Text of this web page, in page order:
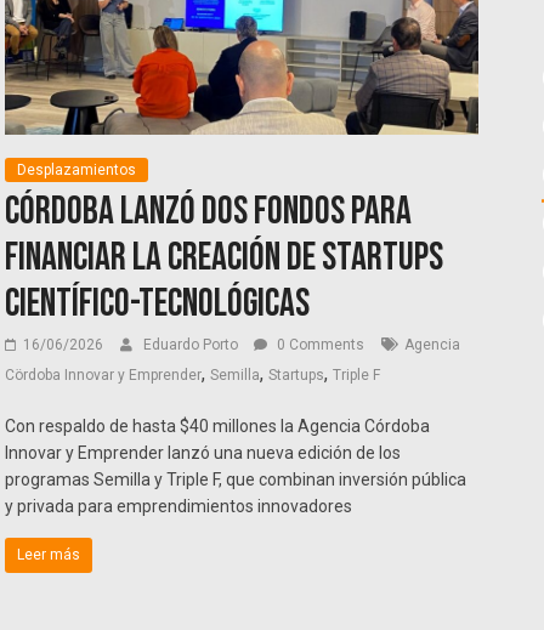
Desplazamientos
Córdoba lanzó dos fondos para
financiar la creación de startups
científico-tecnológicas
16/06/2026 Eduardo Porto 0 Comments
Agencia
Cördoba Innovar y Emprender,Semilla,Startups,Triple F
Con respaldo de hasta $40 millones la Agencia Córdoba
Innovar y Emprender lanzó una nueva edición de los
programas Semilla y Triple F, que combinan inversión pública
y privada para emprendimientos innovadores
Leer más